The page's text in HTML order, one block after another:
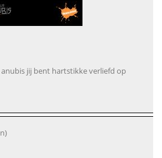
jij bent hartstikke verliefd op